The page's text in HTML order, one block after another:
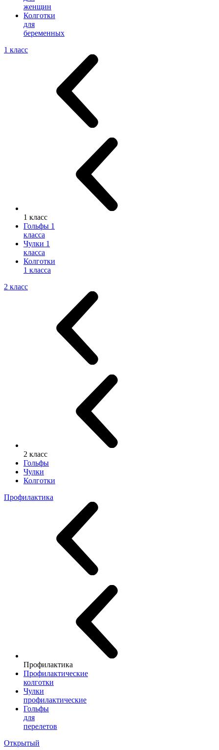
женщин
Колготки
для
беременных
1 класс
1 класс
Гольфы 1
класса
Чулки 1
класса
Колготки
1 класса
2 класс
2 класс
Гольфы
Чулки
Колготки
Профилактика
Профилактика
Профилактические
колготки
Чулки
профилактические
Гольфы
для
перелетов
Открытый